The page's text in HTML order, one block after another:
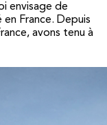
envisage de
en France. Depuis
avons tenu à